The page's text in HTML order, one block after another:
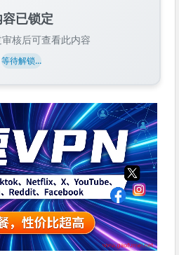
容已锁定
核后可查看此内容
等待解锁...